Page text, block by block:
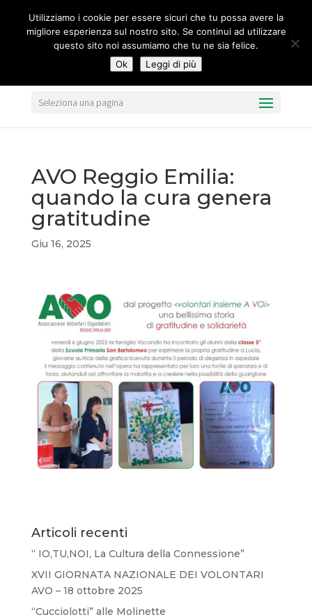
Seleziona una pagina
AVO Reggio Emilia:
quando la cura genera
gratitudine
Giu 16, 2025
Articoli recenti
“ IO,TU,NOI, La Cultura della Connessione”
XVII GIORNATA NAZIONALE DEI VOLONTARI
AVO – 18 ottobre 2025
“Cucciolotti” alle Molinette
Utilizziamo i cookie per essere sicuri che tu possa avere la
migliore esperienza sul nostro sito. Se continui ad utilizzare
questo sito noi assumiamo che tu ne sia felice.
Ok
Leggi di più